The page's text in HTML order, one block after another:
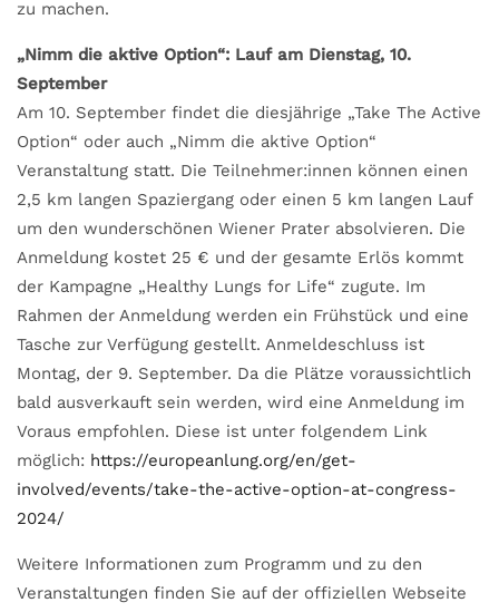
zu machen.
„Nimm die aktive Option“: Lauf am Dienstag, 10.
September
Am 10. September findet die diesjährige „Take The Active
Option“ oder auch „Nimm die aktive Option“
Veranstaltung statt. Die Teilnehmer:innen können einen
2,5 km langen Spaziergang oder einen 5 km langen Lauf
um den wunderschönen Wiener Prater absolvieren. Die
Anmeldung kostet 25 € und der gesamte Erlös kommt
der Kampagne „Healthy Lungs for Life“ zugute. Im
Rahmen der Anmeldung werden ein Frühstück und eine
Tasche zur Verfügung gestellt. Anmeldeschluss ist
Montag, der 9. September. Da die Plätze voraussichtlich
bald ausverkauft sein werden, wird eine Anmeldung im
Voraus empfohlen. Diese ist unter folgendem Link
möglich: https://europeanlung.org/en/get-
involved/events/take-the-active-option-at-congress-
2024/
Weitere Informationen zum Programm und zu den
Veranstaltungen finden Sie auf der offiziellen Webseite